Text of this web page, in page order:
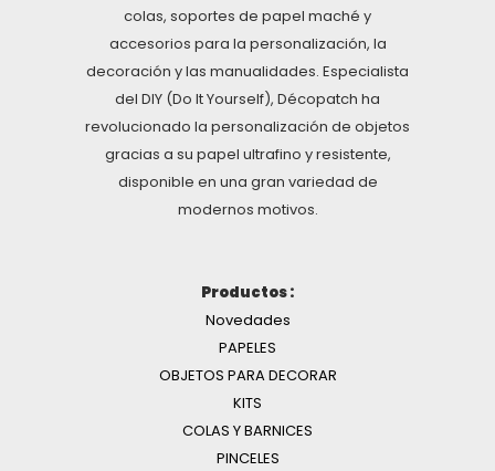
colas, soportes de papel maché y
accesorios para la personalización, la
decoración y las manualidades. Especialista
del DIY (Do It Yourself), Décopatch ha
revolucionado la personalización de objetos
gracias a su papel ultrafino y resistente,
disponible en una gran variedad de
modernos motivos.
Productos :
Novedades
PAPELES
OBJETOS PARA DECORAR
KITS
COLAS Y BARNICES
PINCELES